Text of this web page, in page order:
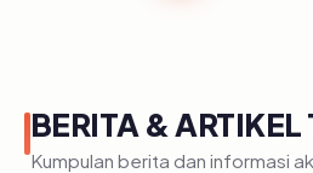
BERITA & ARTIKEL
Kumpulan berita dan informasi